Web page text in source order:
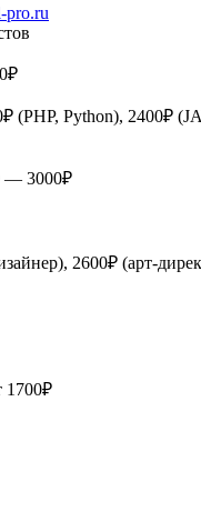
pro.ru
(PHP, Python), 2400₽
— 3000₽
2600₽ (арт-
1700₽